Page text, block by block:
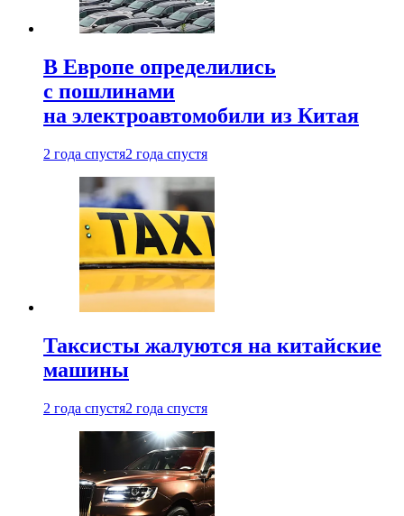
В Европе определились
с пошлинами
на электроавтомобили из Китая
2 года спустя2 года спустя
Таксисты жалуются на китайские
машины
2 года спустя2 года спустя